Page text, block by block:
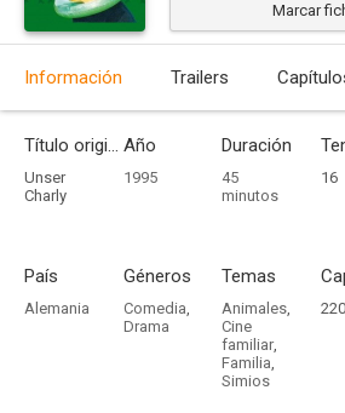
Marcar
Información Trailers
Título original
Unser
Charly
Año
1995
Duración
45
minutos
16
País
Alemania
Géneros
Comedia,
Drama
Temas
Animales,
Cine
familiar,
Familia,
Simios
220